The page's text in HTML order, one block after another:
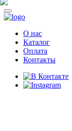
О нас
Каталог
Оплата
Контакты